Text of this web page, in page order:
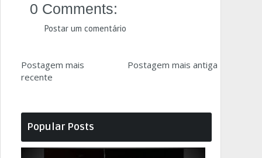
0 Comments:
Postar um comentário
Postagem mais
recente
Postagem mais antiga
Popular Posts